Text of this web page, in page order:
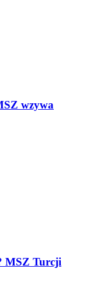
wzywa
MSZ Turcji